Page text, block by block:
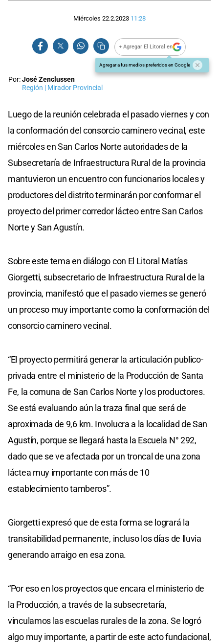
Miércoles 22.2.2023 11:28
+ Agregar El Litoral en
Agregar a tus medios preferidos en Google
Por:José Zenclussen
Región | Mirador Provincial
Luego de la reunión celebrada el pasado viernes y con
la conformación del consorcio caminero vecinal, este
miércoles en San Carlos Norte autoridades de la
Subsecretaría de Infraestructura Rural de la provincia
mantuvieron un encuentro con funcionarios locales y
productores del distrito terminarán por conformar el
proyecto del primer corredor lácteo entre San Carlos
Norte y San Agustín.
Sobre este tema en diálogo con El Litoral Matías
Giorgetti, subsecretario de Infraestructura Rural de la
provincia, manifestó que el pasado viernes se generó
un proceso muy importante como la conformación del
consorcio caminero vecinal.
“El proyecto permitirá generar la articulación publico-
privada entre el ministerio de la Producción de Santa
Fe, la comuna de San Carlos Norte y los productores.
Se está evaluando aún la traza final que será de
aproximada de 9,6 km. Involucra a la localidad de San
Agustín, porque se llegará hasta la Escuela N° 292,
dado que se ve afectada por un troncal de una zona
láctea muy importante con más de 10
establecimiento tamberos”.
Giorgetti expresó que de esta forma se logrará la
transitabilidad permanente, incluso los días de lluvia
generando arraigo en esa zona.
“Por eso en los proyectos que encara el ministerio de
la Producción, a través de la subsecretaría,
vinculamos las escuelas rurales de la zona. Se logró
algo muy importante, a partir de este acto fundacional,